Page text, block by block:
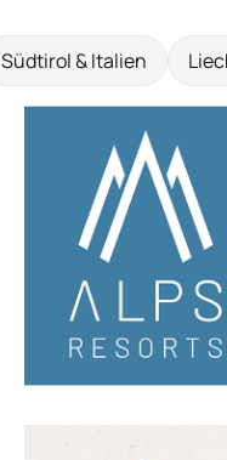
Südtirol & Italien